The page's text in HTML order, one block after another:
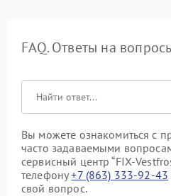
FAQ. Ответы на
Вы можете ознакомиться с
часто задаваемыми
сервисный центр “FIX-
телефону+7 (863) 333-92-43
свой вопрос.